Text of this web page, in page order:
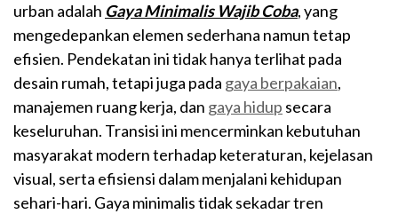
urban adalah Gaya Minimalis Wajib Coba, yang
mengedepankan elemen sederhana namun tetap
efisien. Pendekatan ini tidak hanya terlihat pada
desain rumah, tetapi juga pada gaya berpakaian,
manajemen ruang kerja, dan gaya hidup secara
keseluruhan. Transisi ini mencerminkan kebutuhan
masyarakat modern terhadap keteraturan, kejelasan
visual, serta efisiensi dalam menjalani kehidupan
sehari-hari. Gaya minimalis tidak sekadar tren